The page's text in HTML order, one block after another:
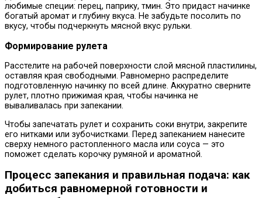
любимые специи: перец, паприку, тмин. Это придаст начинке
богатый аромат и глубину вкуса. Не забудьте посолить по
вкусу, чтобы подчеркнуть мясной вкус рульки.
Формирование рулета
Расстелите на рабочей поверхности слой мясной пластилины,
оставляя края свободными. Равномерно распределите
подготовленную начинку по всей длине. Аккуратно сверните
рулет, плотно прижимая края, чтобы начинка не
вываливалась при запекании.
Чтобы запечатать рулет и сохранить соки внутри, закрепите
его нитками или зубочистками. Перед запеканием нанесите
сверху немного растопленного масла или соуса — это
поможет сделать корочку румяной и ароматной.
Процесс запекания и правильная подача: как
добиться равномерной готовности и